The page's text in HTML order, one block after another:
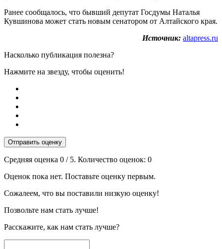
Ранее сообщалось, что бывший депутат Госдумы Наталья
Кувшинова может стать новым сенатором от Алтайского края.
Источник: altapress.ru
Насколько публикация полезна?
Нажмите на звезду, чтобы оценить!
Отправить оценку
Средняя оценка 0 / 5. Количество оценок: 0
Оценок пока нет. Поставьте оценку первым.
Сожалеем, что вы поставили низкую оценку!
Позвольте нам стать лучше!
Расскажите, как нам стать лучше?